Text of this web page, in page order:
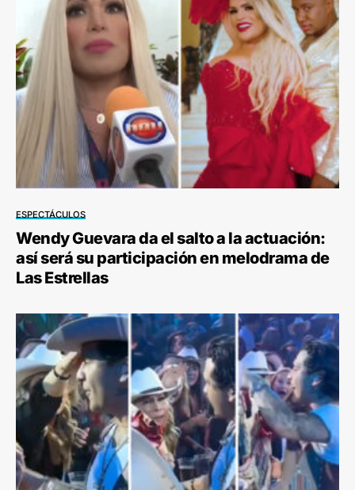
ESPECTÁCULOS
Wendy Guevara da el salto a la actuación:
así será su participación en melodrama de
Las Estrellas